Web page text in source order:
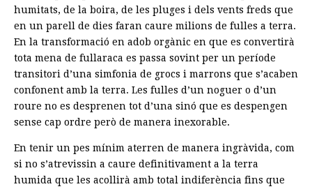
humitats, de la boira, de les pluges i dels vents freds que
en un parell de dies faran caure milions de fulles a terra.
En la transformació en adob orgànic en que es convertirà
tota mena de fullaraca es passa sovint per un període
transitori d’una simfonia de grocs i marrons que s’acaben
confonent amb la terra. Les fulles d’un noguer o d’un
roure no es desprenen tot d’una sinó que es despengen
sense cap ordre però de manera inexorable.
En tenir un pes mínim aterren de manera ingràvida, com
si no s’atrevissin a caure definitivament a la terra
humida que les acollirà amb total indiferència fins que